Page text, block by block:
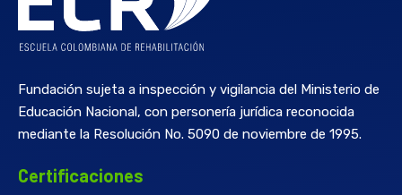
Fundación sujeta a inspección y vigilancia del Ministerio de
Educación Nacional, con personería jurídica reconocida
mediante la Resolución No. 5090 de noviembre de 1995.
Certificaciones